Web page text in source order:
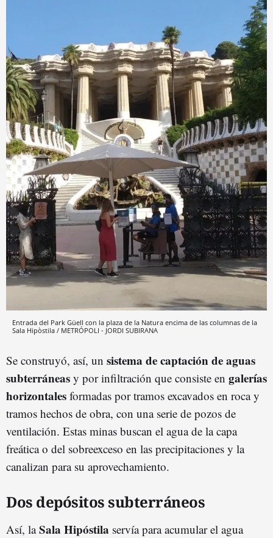
Entrada del Park Güell con la plaza de la Natura encima de las columnas de la
Sala Hipòstila / METRÓPOLI - JORDI SUBIRANA
Se construyó, así, un sistema de captación de aguas
subterráneas y por infiltración que consiste en galerías
horizontales formadas por tramos excavados en roca y
tramos hechos de obra, con una serie de pozos de
ventilación. Estas minas buscan el agua de la capa
freática o del sobreexceso en las precipitaciones y la
canalizan para su aprovechamiento.
Dos depósitos subterráneos
Así, laSala Hipóstila servía para acumular el agua